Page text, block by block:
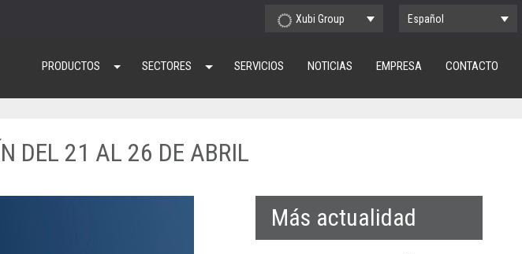
Xubi Group Español
PRODUCTOS SECTORES SERVICIOS NOTICIAS EMPRESA CONTACTO
DEL 21 AL 26 DE ABRIL
Más actualidad